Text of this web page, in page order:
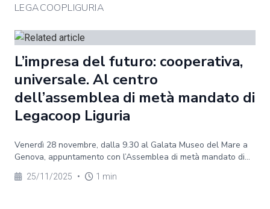
LEGACOOPLIGURIA
L’impresa del futuro: cooperativa,
universale. Al centro
dell’assemblea di metà mandato di
Legacoop Liguria
Venerdì 28 novembre, dalla 9.30 al Galata Museo del Mare a
Genova, appuntamento con l’Assemblea di metà mandato di...
25/11/2025 • 1 min